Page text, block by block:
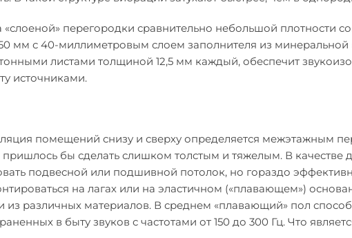
перегородки сравнительно небольшой плотности
мм с 40-миллиметровым слоем заполнителя из
листами толщиной 12,5 мм каждый, обеспечит
источниками.
помещений снизу и сверху определяется межэтажным
бы сделать слишком толстым и тяжелым. В качестве
подвесной или подшивной потолок, но гораздо
на лагах или на эластичном («плавающем»)
из различных материалов. В среднем «плавающий» пол
в быту звуков с частотами от 150 до 300 Гц. Что